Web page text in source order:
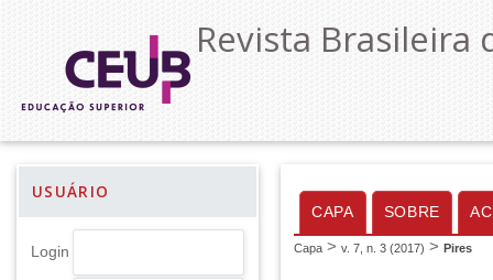
Revista Brasileira
USUÁRIO
Login
CAPA SOBRE
Capa > v. 7, n. 3 (2017) > Pires